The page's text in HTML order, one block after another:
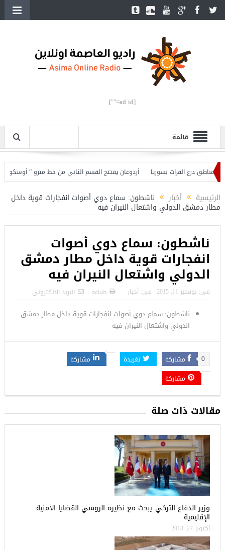
[ad id=""]
قائمة
أردوغان يفتتح القسم الثاني من خط مترو ” أوسكودار-
الرئيسية أخبار ناشطون: سماع دوي أصوات انفجارات قوية داخل
مطار دمشق الدولي واشتعال النيران فيه
ناشطون: سماع دوي أصوات
انفجارات قوية داخل مطار دمشق
الدولي واشتعال النيران فيه
فى: نوفمبر 11, 2015 فى: أخبار طباعة البريد الالكترونى
ناشطون: سماع دوي أصوات انفجارات قوية داخل مطار دمشق
الدولي واشتعال النيران فيه
مشاركة 0 تغريدة
مشاركة
مشاركة
مقالات ذات صلة
وزير الدفاع التركي يبحث مع نظيره الروسي القضايا الأمنية
الإقليمية
أكتوبر 27, 2018